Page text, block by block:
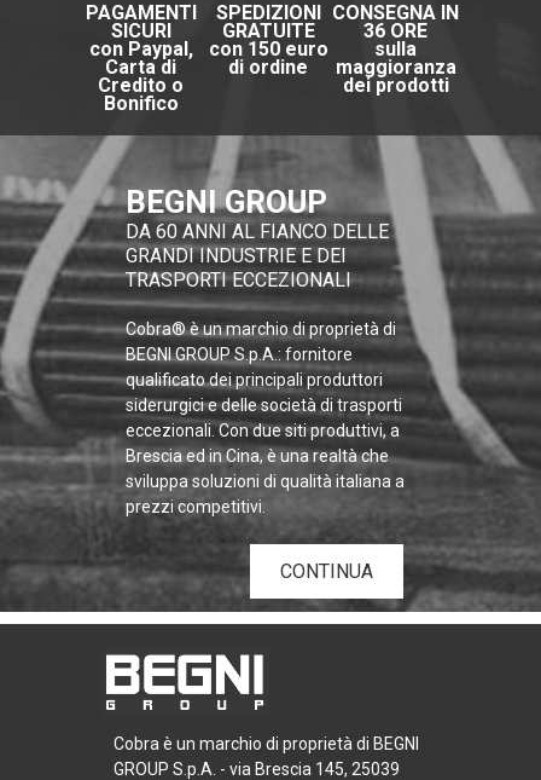
PAGAMENTI
SICURI
con Paypal,
Carta di
Credito o
Bonifico
SPEDIZIONI
GRATUITE
con 150 euro
di ordine
CONSEGNA IN
36 ORE
sulla
maggioranza
dei prodotti
BEGNI GROUP
DA 60 ANNI AL FIANCO DELLE
GRANDI INDUSTRIE E DEI
TRASPORTI ECCEZIONALI
Cobra® è un marchio di proprietà di
BEGNI GROUP S.p.A.: fornitore
qualificato dei principali produttori
siderurgici e delle società di trasporti
eccezionali. Con due siti produttivi, a
Brescia ed in Cina, è una realtà che
sviluppa soluzioni di qualità italiana a
prezzi competitivi.
CONTINUA
Cobra è un marchio di proprietà di BEGNI
GROUP S.p.A. - via Brescia 145, 25039